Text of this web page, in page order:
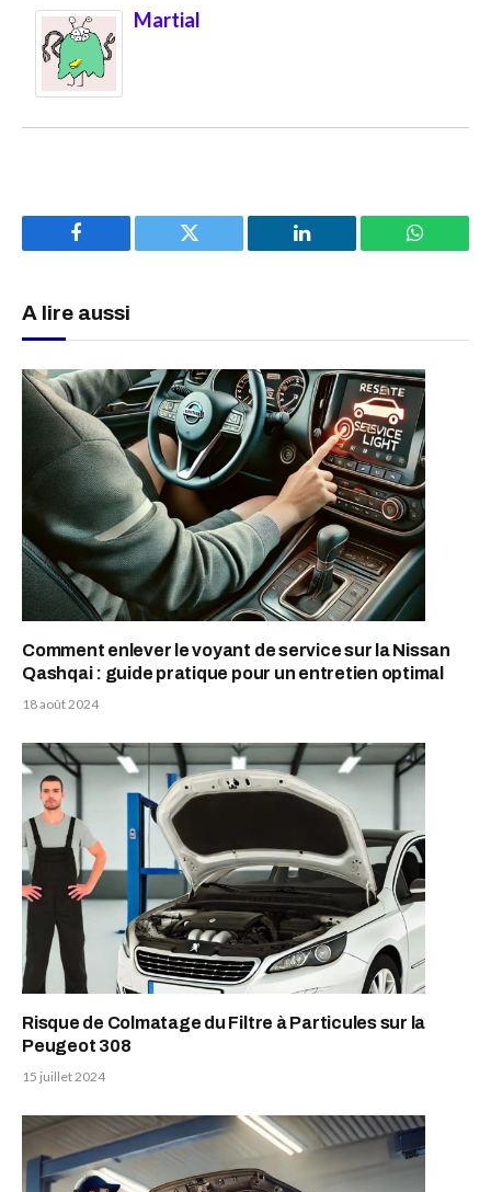
Martial
Facebook Twitter LinkedIn
A lire aussi
Comment enlever le voyant de service sur la Nissan
Qashqai : guide pratique pour un entretien optimal
18 août 2024
Risque de Colmatage du Filtre à Particules sur la
Peugeot 308
15 juillet 2024